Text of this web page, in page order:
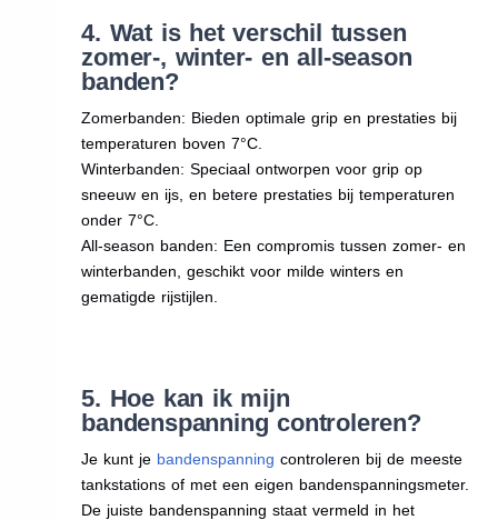
4. Wat is het verschil tussen
zomer-, winter- en all-season
banden?
Zomerbanden: Bieden optimale grip en prestaties bij
temperaturen boven 7°C.
Winterbanden: Speciaal ontworpen voor grip op
sneeuw en ijs, en betere prestaties bij temperaturen
onder 7°C.
All-season banden: Een compromis tussen zomer- en
winterbanden, geschikt voor milde winters en
gematigde rijstijlen.
5. Hoe kan ik mijn
bandenspanning controleren?
Je kunt je bandenspanning controleren bij de meeste
tankstations of met een eigen bandenspanningsmeter.
De juiste bandenspanning staat vermeld in het